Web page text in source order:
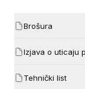
Brošura
Izjava o uticaju
Tehnički list